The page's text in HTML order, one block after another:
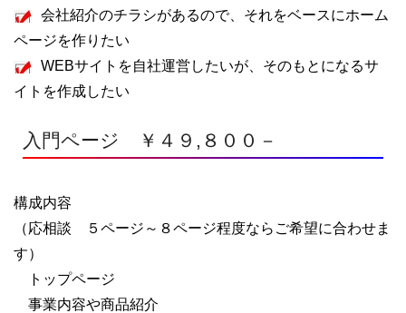
会社紹介のチラシがあるので、それをベースにホーム
ページを作りたい
WEBサイトを自社運営したいが、そのもとになるサ
イトを作成したい
入門ページ ￥４９,８００－
構成内容
（応相談 ５ページ～８ページ程度ならご希望に合わせま
す）
トップページ
事業内容や商品紹介